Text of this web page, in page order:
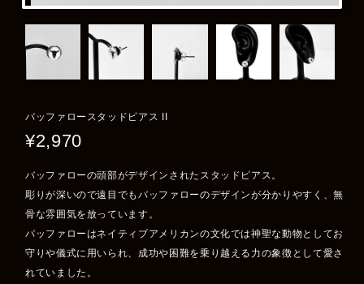
バッファロースタッドピアス II
¥2,970
バッファローの頭部がデザインされたスタッドピアス。
彫りが深いので遠目でもバッファローのデザインが分かりやすく、無
骨な雰囲気を放っています。
バッファローはネイティブアメリカンの文化では神聖な動物としてお
守りや儀式に用いられ、成功や困難を乗り越える力の象徴として愛さ
れていました。